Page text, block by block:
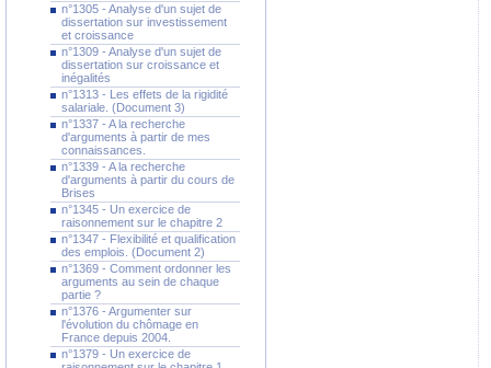
n°1305 - Analyse d'un sujet de
dissertation sur investissement
et croissance
n°1309 - Analyse d'un sujet de
dissertation sur croissance et
inégalités
n°1313 - Les effets de la rigidité
salariale. (Document 3)
n°1337 - A la recherche
d'arguments à partir de mes
connaissances.
n°1339 - A la recherche
d'arguments à partir du cours de
Brises
n°1345 - Un exercice de
raisonnement sur le chapitre 2
n°1347 - Flexibilité et qualification
des emplois. (Document 2)
n°1369 - Comment ordonner les
arguments au sein de chaque
partie ?
n°1376 - Argumenter sur
l'évolution du chômage en
France depuis 2004.
n°1379 - Un exercice de